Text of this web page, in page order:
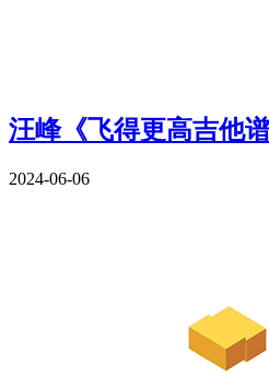
汪峰《飞得更高吉他
2024-06-06